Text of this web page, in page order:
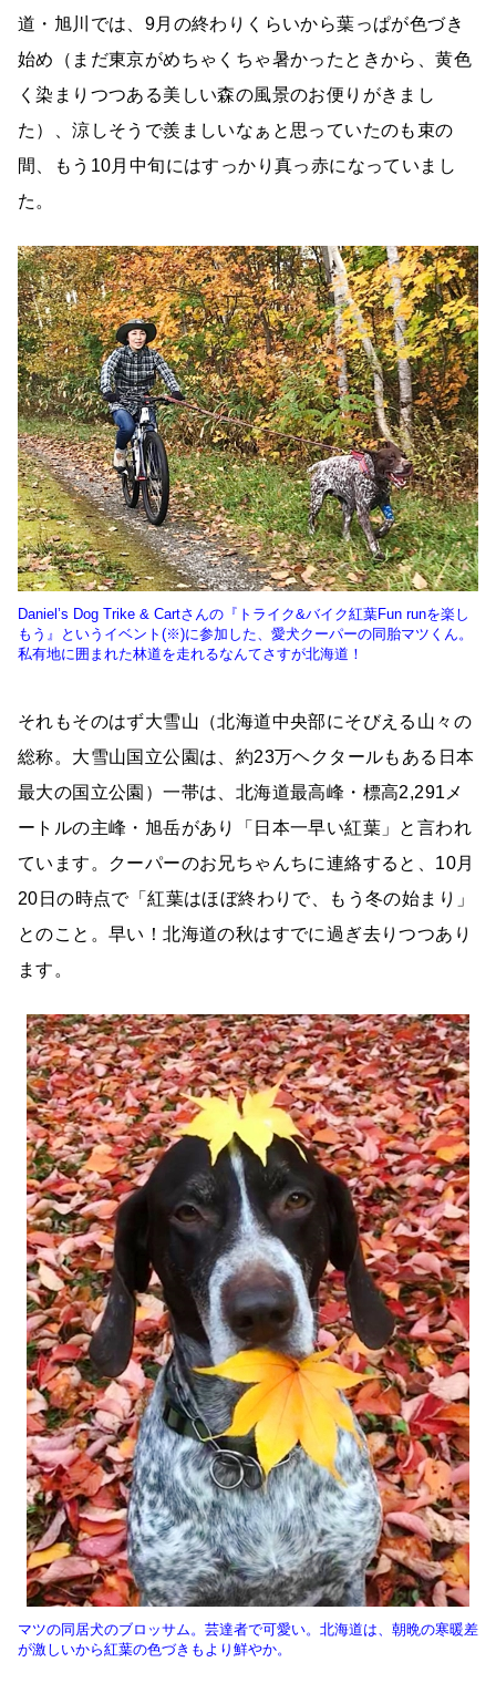
道・旭川では、9月の終わりくらいから葉っぱが色づき
始め（まだ東京がめちゃくちゃ暑かったときから、黄色
く染まりつつある美しい森の風景のお便りがきまし
た）、涼しそうで羨ましいなぁと思っていたのも束の
間、もう10月中旬にはすっかり真っ赤になっていまし
た。
Daniel’s Dog Trike & Cartさんの『トライク&バイク紅葉Fun runを楽し
もう』というイベント(※)に参加した、愛犬クーパーの同胎マツくん。
私有地に囲まれた林道を走れるなんてさすが北海道！
それもそのはず大雪山（北海道中央部にそびえる山々の
総称。大雪山国立公園は、約23万ヘクタールもある日本
最大の国立公園）一帯は、北海道最高峰・標高2,291メ
ートルの主峰・旭岳があり「日本一早い紅葉」と言われ
ています。クーパーのお兄ちゃんちに連絡すると、10月
20日の時点で「紅葉はほぼ終わりで、もう冬の始まり」
とのこと。早い！北海道の秋はすでに過ぎ去りつつあり
ます。
マツの同居犬のブロッサム。芸達者で可愛い。北海道は、朝晩の寒暖差
が激しいから紅葉の色づきもより鮮やか。